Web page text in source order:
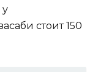
у
стоит 150